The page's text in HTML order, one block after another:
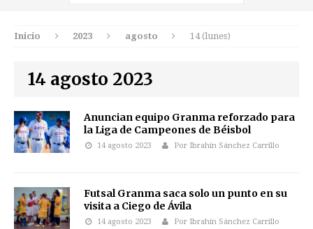
Inicio 2023 agosto 14 (lunes)
14 agosto 2023
Anuncian equipo Granma reforzado para
la Liga de Campeones de Béisbol
14 agosto 2023 Por Ibrahín Sánchez Carrillo
Futsal Granma saca solo un punto en su
visita a Ciego de Ávila
14 agosto 2023 Por Ibrahín Sánchez Carrillo